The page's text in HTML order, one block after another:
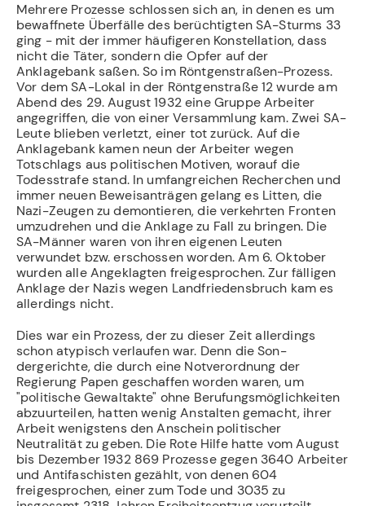
Mehrere Prozesse schlossen sich an, in denen es um
bewaffnete Überfälle des berüchtigten SA-Sturms 33
ging - mit der immer häufigeren Konstellation, dass
nicht die Täter, sondern die Opfer auf der
Anklagebank saßen. So im Röntgenstraßen-Prozess.
Vor dem SA-Lokal in der Röntgenstraße 12 wurde am
Abend des 29. August 1932 eine Gruppe Ar­beiter
angegriffen, die von einer Versammlung kam. Zwei SA-
Leute blieben verletzt, einer tot zurück. Auf die
Anklagebank kamen neun der Arbeiter wegen
Totschlags aus politischen Motiven, worauf die
Todesstrafe stand. In umfangreichen Recherchen und
immer neuen Beweisanträgen gelang es Litten, die
Nazi-Zeugen zu demontieren, die verkehrten Fronten
umzudrehen und die Anklage zu Fall zu bringen. Die
SA-Män­ner waren von ihren eigenen Leuten
verwundet bzw. erschossen worden. Am 6. Okto­ber
wurden alle Angeklagten freigesprochen. Zur fälligen
Anklage der Nazis wegen Landfriedensbruch kam es
allerdings nicht.
Dies war ein Prozess, der zu dieser Zeit allerdings
schon atypisch verlaufen war. Denn die Son­
dergerichte, die durch eine Notverordnung der
Regierung Papen geschaffen worden waren, um
"politische Gewaltakte" ohne Berufungsmöglichkeiten
abzuurteilen, hatten wenig Anstalten gemacht, ihrer
Arbeit wenigstens den Anschein politischer
Neutralität zu geben. Die Rote Hilfe hatte vom August
bis Dezember 1932 869 Prozesse gegen 3640 Arbeiter
und Antifaschisten gezählt, von denen 604
freigesprochen, einer zum Tode und 3035 zu